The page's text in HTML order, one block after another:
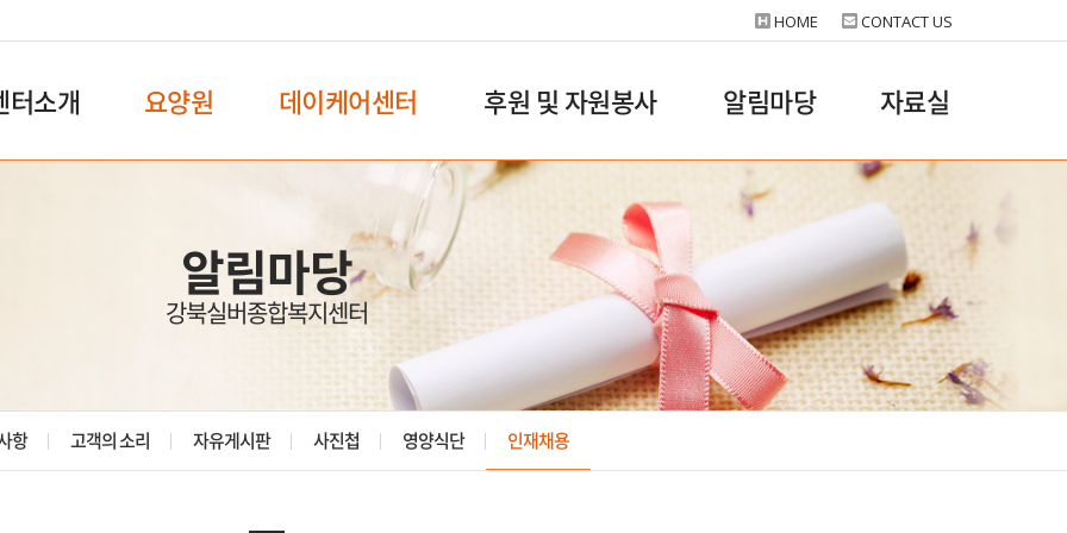
터소개 요양원 데이케어센터 후원 및 자원봉사 알림마당 자료실
HOME CONTACT US
알림마당
강북실버종합복지센터
항 고객의 소리 자유게시판 사진첩 영양식단 인재채용